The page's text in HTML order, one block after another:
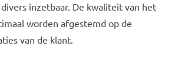
inzetbaar. De kwaliteit van het
worden afgestemd op de
van de klant.